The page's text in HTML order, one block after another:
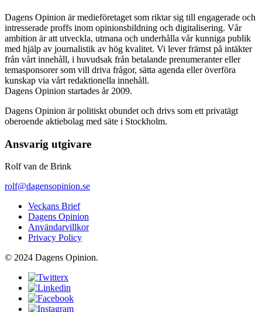
Dagens Opinion är medieföretaget som riktar sig till engagerade och
intresserade proffs inom opinionsbildning och digitalisering. Vår
ambition är att utveckla, utmana och underhålla vår kunniga publik
med hjälp av journalistik av hög kvalitet. Vi lever främst på intäkter
från vårt innehåll, i huvudsak från betalande prenumeranter eller
temasponsorer som vill driva frågor, sätta agenda eller överföra
kunskap via vårt redaktionella innehåll.
Dagens Opinion startades år 2009.
Dagens Opinion är politiskt obundet och drivs som ett privatägt
oberoende aktiebolag med säte i Stockholm.
Ansvarig utgivare
Rolf van de Brink
rolf@dagensopinion.se
Veckans Brief
Dagens Opinion
Användarvillkor
Privacy Policy
© 2024 Dagens Opinion.